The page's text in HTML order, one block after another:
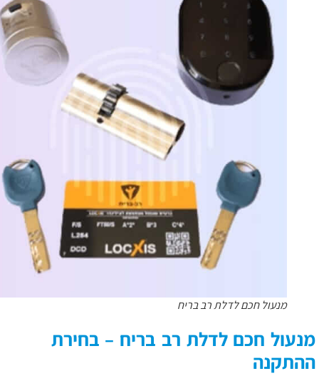
מנעול חכם לדלת רב בריח
מנעול חכם לדלת רב בריח – בחירת
ההתקנה